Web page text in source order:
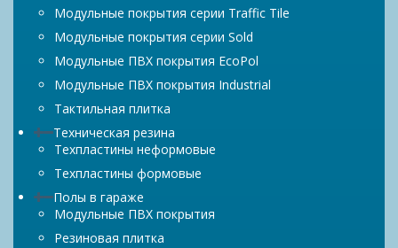
Модульные покрытия серии Traffic Tile
Модульные покрытия серии Sold
Модульные ПВХ покрытия EcoPol
Модульные ПВХ покрытия Industrial
Тактильная плитка
Техническая резина
Техпластины неформовые
Техпластины формовые
Полы в гараже
Модульные ПВХ покрытия
Резиновая плитка